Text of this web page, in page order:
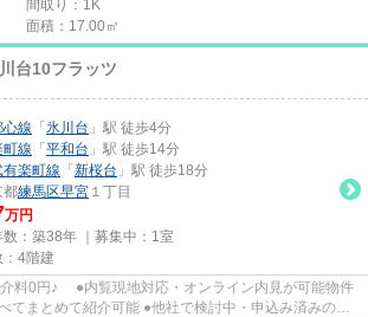
間取り：1K
面積：17.00㎡
台10フラッツ
心線 「 氷川台 」駅 徒歩4分
町線 「 平和台 」駅 徒歩14分
有楽町線 「 新桜台 」駅 徒歩18分
都練馬区早宮 １丁目
万円
：築38年 ｜募集中： 1室
：4階建
料0円♪ ●内覧現地対応・オンライン内見が可能物件
てまとめて紹介可能 ●他社で検討中・申込み済みのお